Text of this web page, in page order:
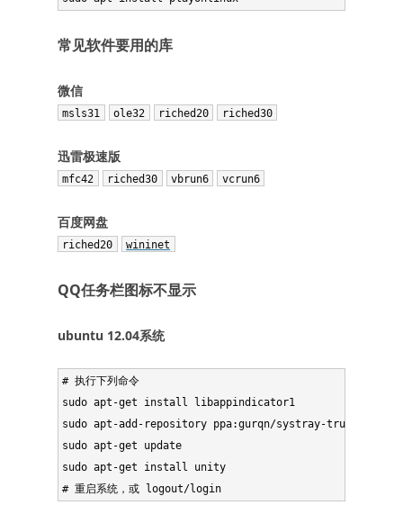
常见软件要用的库
微信
msls31 ole32 riched20 riched30
迅雷极速版
mfc42 riched30 vbrun6 vcrun6
百度网盘
riched20 wininet
QQ任务栏图标不显示
ubuntu 12.04系统
# 执行下列命令
sudo apt-get install libappindicator1
sudo apt-add-repository ppa:gurqn/systray-trusty
sudo apt-get update
sudo apt-get install unity